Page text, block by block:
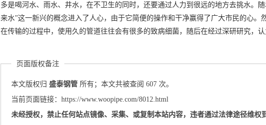
多是喝河水、雨水、井水，在不卫生的同时，还要通过人力到很远的地方去挑水。
来水”这一新兴的概念进入了人心，由于它简便的操作和干净赢得了广大市民的心
在传输的过程中，使用久的管道往往会有很多的致病细菌，随后在经过深研研究，
页面版权备注
本文版权归盛泰钢管 所有；本文共被查阅 607 次。
当前页面链接：https://www.woopipe.com/8012.html
未经授权，禁止任何站点镜像、采集、或复制本站内容，违者通过法律途径维权